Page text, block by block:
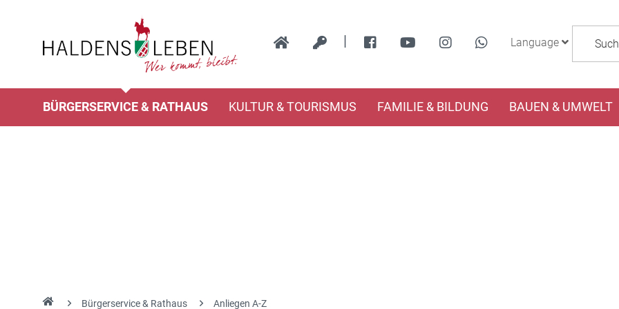
| Language
BÜRGERSERVICE & RATHAUS KULTUR & TOURISMUS FAMILIE & BILDUNG BAUEN & UMWELT
Bürgerservice & Rathaus Anliegen A-Z